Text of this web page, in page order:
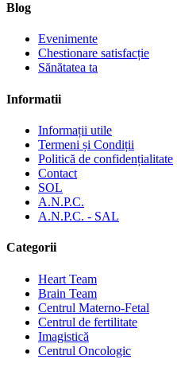
Blog
Evenimente
Chestionare satisfacție
Sănătatea ta
Informatii
Informații utile
Termeni și Condiții
Politică de confidențialitate
Contact
SOL
A.N.P.C.
A.N.P.C. - SAL
Categorii
Heart Team
Brain Team
Centrul Materno-Fetal
Centrul de fertilitate
Imagistică
Centrul Oncologic